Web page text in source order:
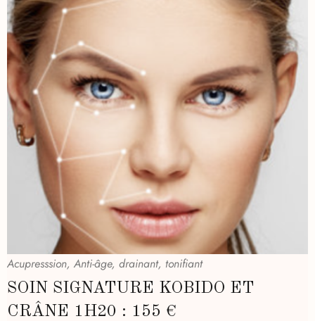
Acupresssion, Anti-âge, drainant, tonifiant
SOIN SIGNATURE KOBIDO ET
CRÂNE 1H20 : 155 €